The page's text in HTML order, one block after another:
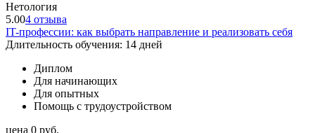
Нетология
5.004 отзыва
IT-профессии: как выбрать направление и реализовать себя
Длительность обучения: 14 дней
Диплом
Для начинающих
Для опытных
Помощь с трудоустройством
цена 0 руб.